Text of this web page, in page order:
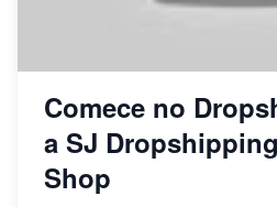
Comece no
a SJ
Shop